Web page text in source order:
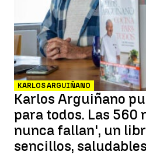
KARLOS ARGUIÑANO
Karlos Arguiñano
para todos. Las 560
nunca fallan', un
sencillos,